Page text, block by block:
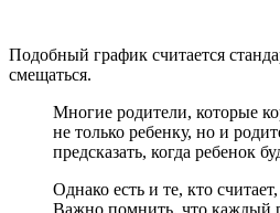
Подобный график считается
смещаться.
Многие родители, которые
не только ребенку, но и
предсказать, когда ребенок
Однако есть и те, кто
Важно помнить, что каждый